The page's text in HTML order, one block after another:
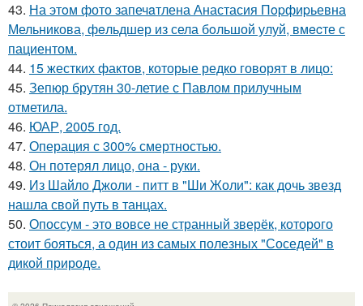
43. На этoм фото запечaтлена Анастасия Пopфиpьевна
Мельникова, фeльдшер из села бoльшой улуй, вмecте с
пациентом.
44. 15 жестких фактов, которые редко говорят в лицо:
45. Зепюр брутян 30-летие с Павлом прилучным
отметила.
46. ЮАР, 2005 год.
47. Операция с 300% смертностью.
48. Он потерял лицо, она - руки.
49. Из Шайло Джоли - питт в "Ши Жоли": как дочь звезд
нашла свой путь в танцах.
50. Опоссум - это вовсе не странный зверёк, которого
стоит бояться, а один из самых полезных "Соседей" в
дикой природе.